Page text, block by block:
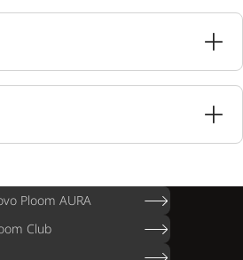
Ploom AURA
Club